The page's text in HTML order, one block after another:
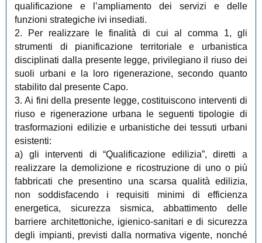
qualificazione e l’ampliamento dei servizi e delle
funzioni strategiche ivi insediati.
2. Per realizzare le finalità di cui al comma 1, gli
strumenti di pianificazione territoriale e urbanistica
disciplinati dalla presente legge, privilegiano il riuso dei
suoli urbani e la loro rigenerazione, secondo quanto
stabilito dal presente Capo.
3. Ai fini della presente legge, costituiscono interventi di
riuso e rigenerazione urbana le seguenti tipologie di
trasformazioni edilizie e urbanistiche dei tessuti urbani
esistenti:
a) gli interventi di “Qualificazione edilizia”, diretti a
realizzare la demolizione e ricostruzione di uno o più
fabbricati che presentino una scarsa qualità edilizia,
non soddisfacendo i requisiti minimi di efficienza
energetica, sicurezza sismica, abbattimento delle
barriere architettoniche, igienico-sanitari e di sicurezza
degli impianti, previsti dalla normativa vigente, nonché